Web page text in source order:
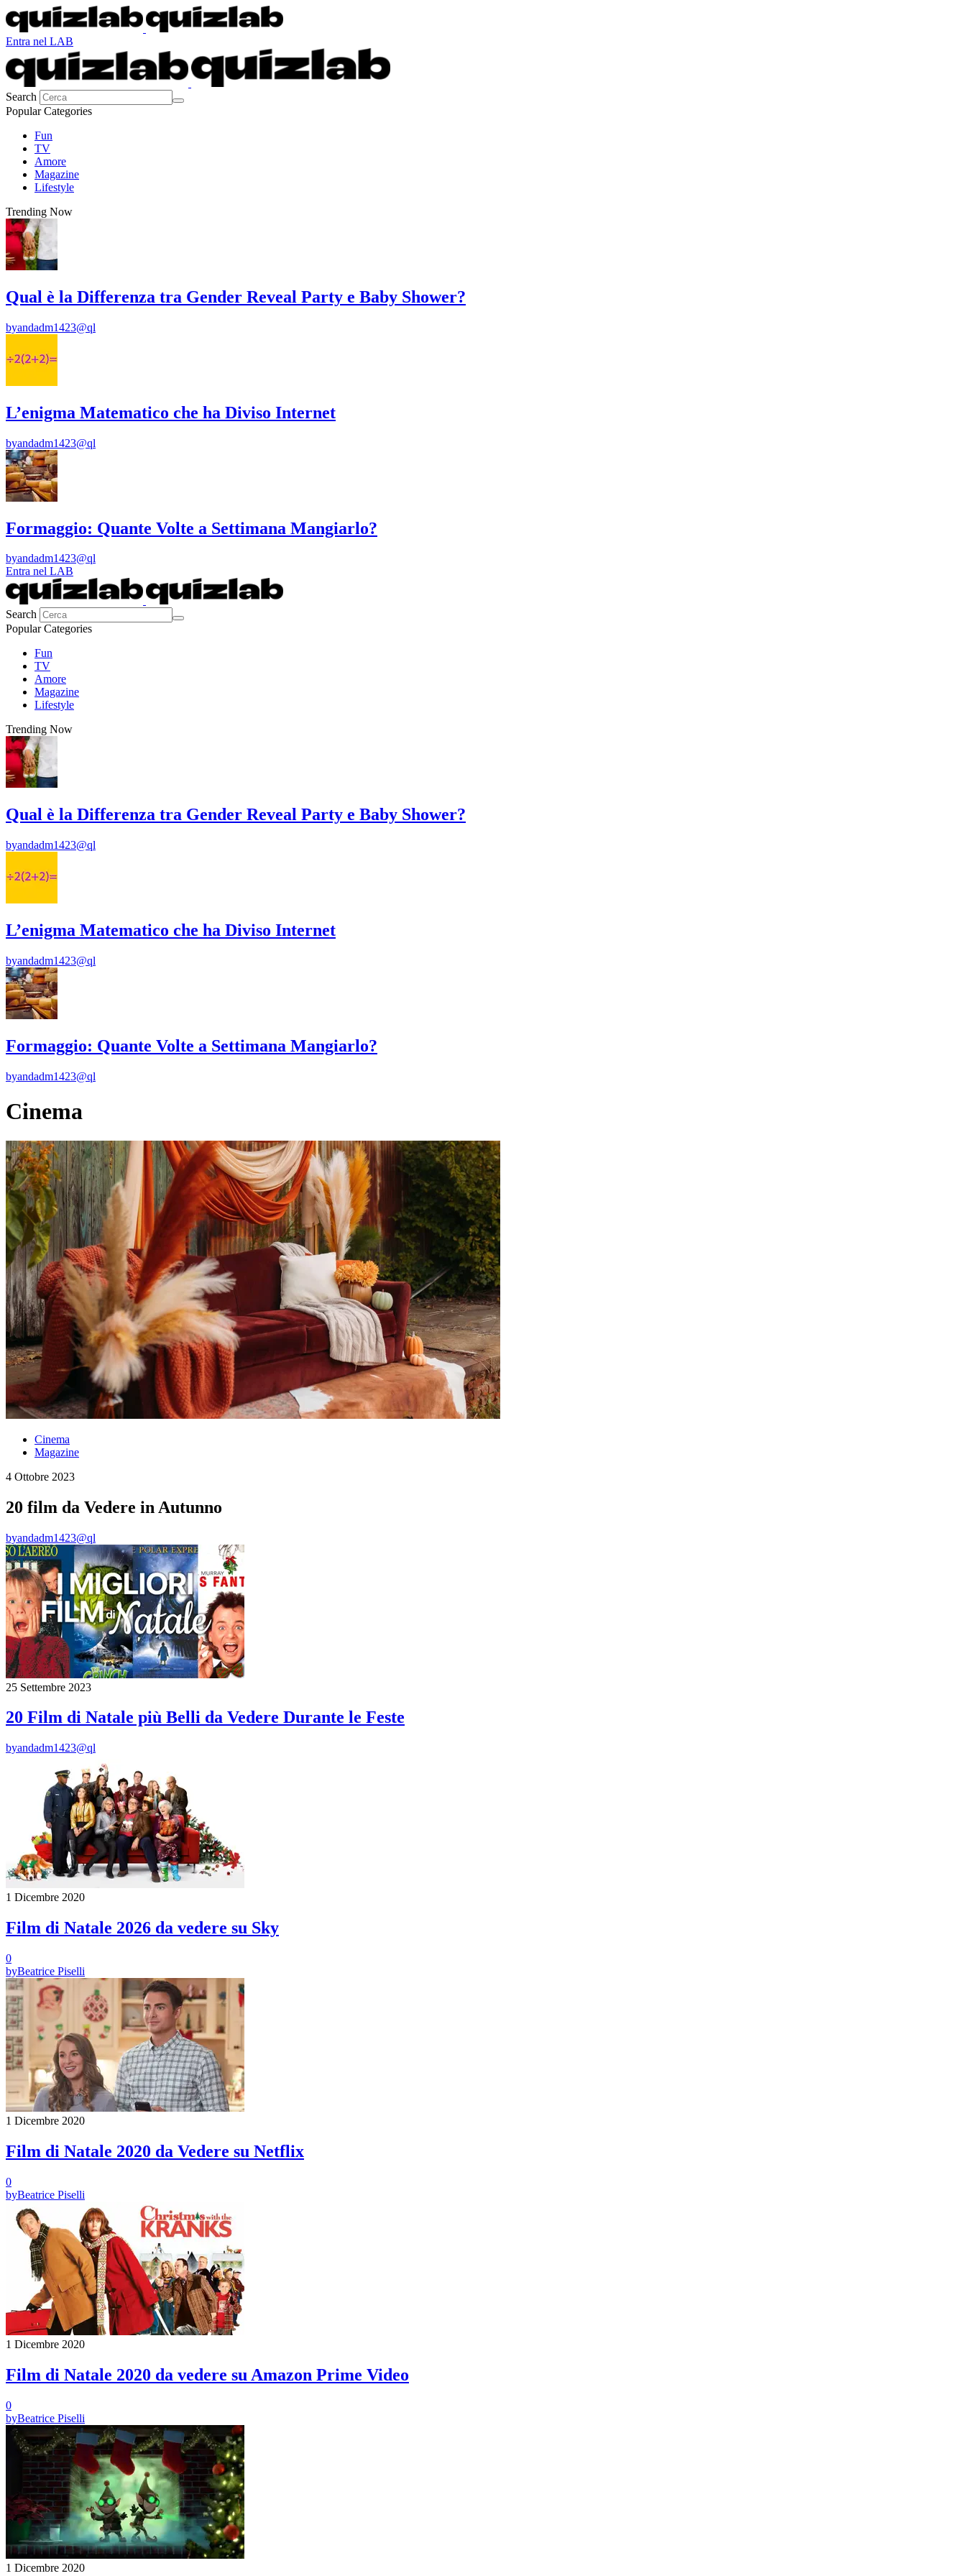
Entra nel LAB
Search
Popular Categories
Fun
TV
Amore
Magazine
Lifestyle
Trending Now
Qual è la Differenza tra Gender Reveal Party e Baby Shower?
byandadm1423@ql
L’enigma Matematico che ha Diviso Internet
byandadm1423@ql
Formaggio: Quante Volte a Settimana Mangiarlo?
byandadm1423@ql
Entra nel LAB
Search
Popular Categories
Fun
TV
Amore
Magazine
Lifestyle
Trending Now
Qual è la Differenza tra Gender Reveal Party e Baby Shower?
byandadm1423@ql
L’enigma Matematico che ha Diviso Internet
byandadm1423@ql
Formaggio: Quante Volte a Settimana Mangiarlo?
byandadm1423@ql
Cinema
Cinema
Magazine
4 Ottobre 2023
20 film da Vedere in Autunno
byandadm1423@ql
25 Settembre 2023
20 Film di Natale più Belli da Vedere Durante le Feste
byandadm1423@ql
1 Dicembre 2020
Film di Natale 2026 da vedere su Sky
0
byBeatrice Piselli
1 Dicembre 2020
Film di Natale 2020 da Vedere su Netflix
0
byBeatrice Piselli
1 Dicembre 2020
Film di Natale 2020 da vedere su Amazon Prime Video
0
byBeatrice Piselli
1 Dicembre 2020